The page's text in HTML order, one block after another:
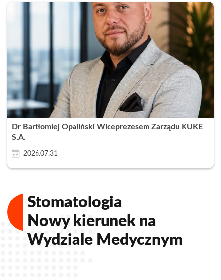
Dr Bartłomiej Opaliński Wiceprezesem Zarządu KUKE
S.A.
2026.07.31
Stomatologia
Nowy kierunek na
Wydziale Medycznym